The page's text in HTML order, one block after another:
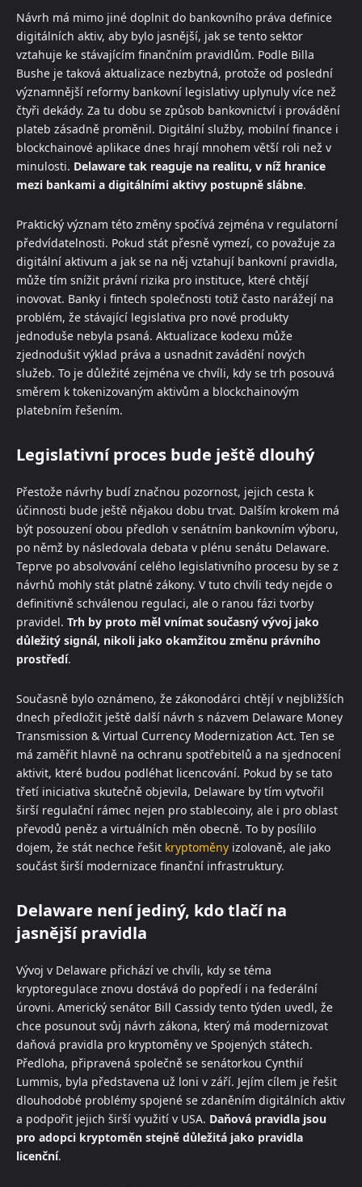
Návrh má mimo jiné doplnit do bankovního práva definice
digitálních aktiv, aby bylo jasnější, jak se tento sektor
vztahuje ke stávajícím finančním pravidlům. Podle Billa
Bushe je taková aktualizace nezbytná, protože od poslední
významnější reformy bankovní legislativy uplynuly více než
čtyři dekády. Za tu dobu se způsob bankovnictví i provádění
plateb zásadně proměnil. Digitální služby, mobilní finance i
blockchainové aplikace dnes hrají mnohem větší roli než v
minulosti. Delaware tak reaguje na realitu, v níž hranice
mezi bankami a digitálními aktivy postupně slábne.
Praktický význam této změny spočívá zejména v regulatorní
předvídatelnosti. Pokud stát přesně vymezí, co považuje za
digitální aktivum a jak se na něj vztahují bankovní pravidla,
může tím snížit právní rizika pro instituce, které chtějí
inovovat. Banky i fintech společnosti totiž často narážejí na
problém, že stávající legislativa pro nové produkty
jednoduše nebyla psaná. Aktualizace kodexu může
zjednodušit výklad práva a usnadnit zavádění nových
služeb. To je důležité zejména ve chvíli, kdy se trh posouvá
směrem k tokenizovaným aktivům a blockchainovým
platebním řešením.
Legislativní proces bude ještě dlouhý
Přestože návrhy budí značnou pozornost, jejich cesta k
účinnosti bude ještě nějakou dobu trvat. Dalším krokem má
být posouzení obou předloh v senátním bankovním výboru,
po němž by následovala debata v plénu senátu Delaware.
Teprve po absolvování celého legislativního procesu by se z
návrhů mohly stát platné zákony. V tuto chvíli tedy nejde o
definitivně schválenou regulaci, ale o ranou fázi tvorby
pravidel. Trh by proto měl vnímat současný vývoj jako
důležitý signál, nikoli jako okamžitou změnu právního
prostředí.
Současně bylo oznámeno, že zákonodárci chtějí v nejbližších
dnech předložit ještě další návrh s názvem Delaware Money
Transmission & Virtual Currency Modernization Act. Ten se
má zaměřit hlavně na ochranu spotřebitelů a na sjednocení
aktivit, které budou podléhat licencování. Pokud by se tato
třetí iniciativa skutečně objevila, Delaware by tím vytvořil
širší regulační rámec nejen pro stablecoiny, ale i pro oblast
převodů peněz a virtuálních měn obecně. To by posílilo
dojem, že stát nechce řešit kryptoměny izolovaně, ale jako
součást širší modernizace finanční infrastruktury.
Delaware není jediný, kdo tlačí na
jasnější pravidla
Vývoj v Delaware přichází ve chvíli, kdy se téma
kryptoregulace znovu dostává do popředí i na federální
úrovni. Americký senátor Bill Cassidy tento týden uvedl, že
chce posunout svůj návrh zákona, který má modernizovat
daňová pravidla pro kryptoměny ve Spojených státech.
Předloha, připravená společně se senátorkou Cynthií
Lummis, byla představena už loni v září. Jejím cílem je řešit
dlouhodobé problémy spojené se zdaněním digitálních aktiv
a podpořit jejich širší využití v USA. Daňová pravidla jsou
pro adopci kryptoměn stejně důležitá jako pravidla
licenční.